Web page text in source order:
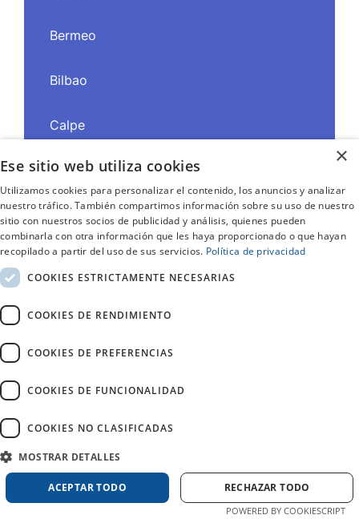
Bermeo
Bilbao
Calpe
Calvia
Cordoba
Denia
Estepona
Formentera
Granada
×
Ese sitio web utiliza cookies
Utilizamos cookies para personalizar el contenido, los anuncios y analizar
nuestro tráfico. También compartimos información sobre su uso de nuestro
sitio con nuestros socios de publicidad y análisis, quienes pueden
combinarla con otra información que les haya proporcionado o que hayan
recopilado a partir del uso de sus servicios. Política de privacidad
COOKIES ESTRICTAMENTE NECESARIAS
COOKIES DE RENDIMIENTO
COOKIES DE PREFERENCIAS
COOKIES DE FUNCIONALIDAD
COOKIES NO CLASIFICADAS
MOSTRAR DETALLES
ACEPTAR TODO RECHAZAR TODO
POWERED BY COOKIESCRIPT